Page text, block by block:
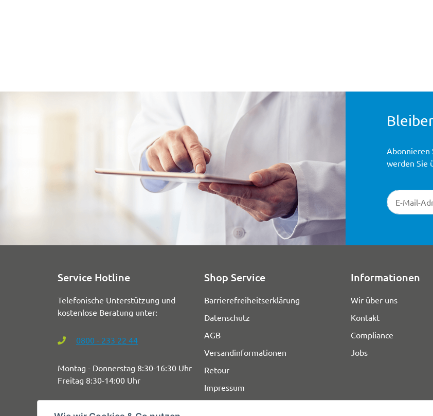
Newsletter-
Abonnieren
werden Sie
Service Hotline
Telefonische Unterstützung und
kostenlose Beratung unter:
0800 - 233 22 44
Montag - Donnerstag 8:30-16:30 Uhr
Freitag 8:30-14:00 Uhr
Shop Service
Barrierefreiheitserklärung
Datenschutz
AGB
Versandinformationen
Retour
Impressum
Informationen
Wir über uns
Kontakt
Compliance
Jobs